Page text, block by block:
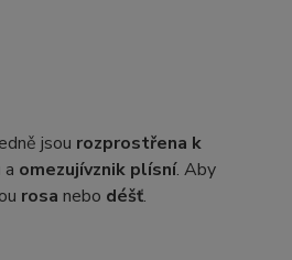
jsou rozprostřena k
a omezujívznik plísní. Aby
rosa nebo déšť.